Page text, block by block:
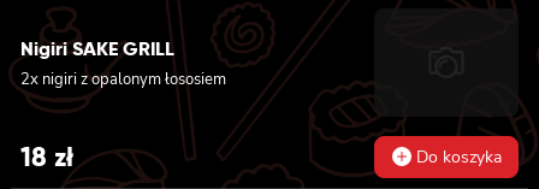
Nigiri SAKE GRILL
2x nigiri z opalonym łososiem
18 zł Do koszyka